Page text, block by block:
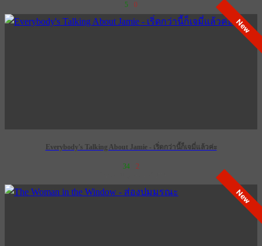
5 0
New
Everybody's Talking About Jamie - เริ่ดกว่านี้ก็เจมี่แล้วค่ะ
34 2
New